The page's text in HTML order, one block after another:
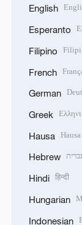
English
Esperanto
Filipino
French
German
Greek
Hausa Hausa
Hebrew
Hindi हिन्दी
Hungarian
Indonesian